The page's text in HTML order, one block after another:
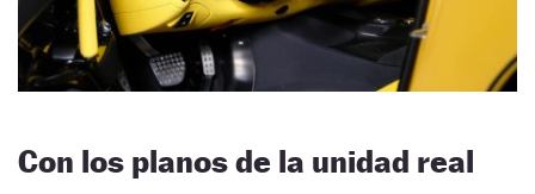
Con los planos de la unidad real